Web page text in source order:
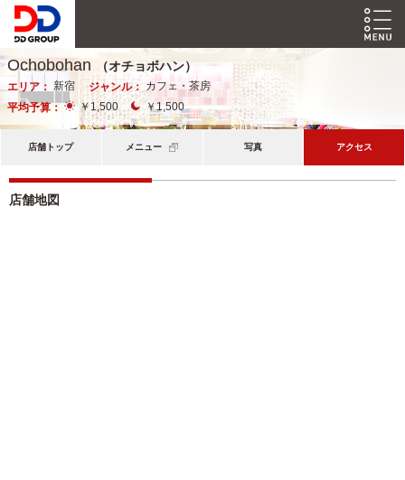
Ochobohan （オチョボハン）
エリア： 新宿 ジャンル： カフェ・茶房
平均予算：
￥1,500 ￥1,500
店舗トップ メニュー 写真 アクセス
店舗地図